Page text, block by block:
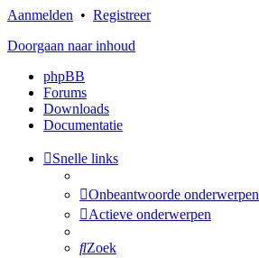
Aanmelden • Registreer
Doorgaan naar inhoud
phpBB
Forums
Downloads
Documentatie
Snelle links
Onbeantwoorde onderwerpen
Actieve onderwerpen
Zoek